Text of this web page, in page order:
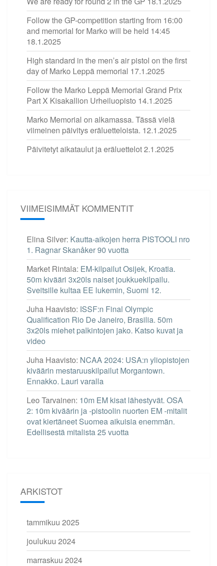
Follow the GP-competition starting from 16:00
and memorial for Marko will be held 14:45
18.1.2025
High standard in the men’s air pistol on the first
day of Marko Leppä memorial 17.1.2025
Follow the Marko Leppä Memorial Grand Prix
Part X Kisakallion Urheiluopisto 14.1.2025
Marko Memorial on alkamassa. Tässä vielä
viimeinen päivitys eräluetteloista. 12.1.2025
Päivitetyt aikataulut ja eräluettelot2.1.2025
VIIMEISIMMÄT KOMMENTIT
Elina Silver: Kautta-aikojen herra PISTOOLI nro
1. Ragnar Skanåker 90 vuotta
Market Rintala: EM-kilpailut Osijek, Kroatia.
50m kivääri 3x20ls naiset joukkuekilpailu.
Sveitsille kultaa EE lukemin, Suomi 12.
Juha Haavisto: ISSF:n Final Olympic
Qualification Rio De Janeiro, Brasilia. 50m
3x20ls miehet palkintojen jako. Katso kuvat ja
video
Juha Haavisto: NCAA 2024: USA:n yliopistojen
kiväärin mestaruuskilpailut Morgantown.
Ennakko. Lauri varalla
Leo Tarvainen: 10m EM kisat lähestyvät. OSA
2: 10m kiväärin ja -pistoolin nuorten EM -mitalit
ovat kiertäneet Suomea aikuisia enemmän.
Edellisestä mitalista 25 vuotta
ARKISTOT
tammikuu 2025
joulukuu 2024
marraskuu 2024